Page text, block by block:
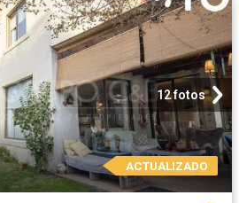
12 fotos
ACTUALIZADO